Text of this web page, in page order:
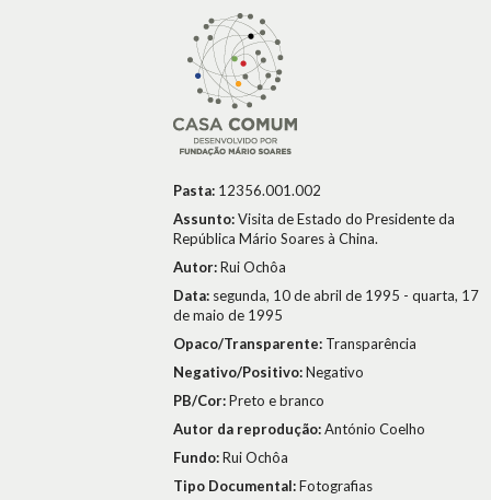
Pasta: 12356.001.002
Assunto:Visita de Estado do Presidente da
República Mário Soares à China.
Autor:Rui Ochôa
Data: segunda, 10 de abril de 1995 - quarta, 17
de maio de 1995
Opaco/Transparente: Transparência
Negativo/Positivo:Negativo
PB/Cor:Preto e branco
Autor da reprodução:António Coelho
Fundo:Rui Ochôa
Tipo Documental:Fotografias